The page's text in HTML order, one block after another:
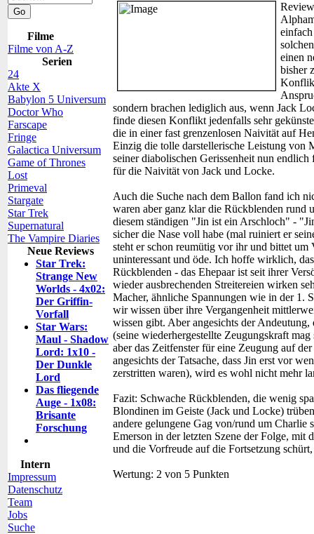
Filme
Filme von A-Z
Serien
24
Akte X
Babylon 5 Universum
Doctor Who
Farscape
Fringe
Galactica Universum
Game of Thrones
Lost
Primeval
Stargate
Star Trek
Supernatural
The Vampire Diaries
Neue Reviews
Star Trek:
Strange New
Worlds - 4x02:
Der Griffin-
Vorfall
Star Wars:
Maul - Shadow
Lord: 1x10 -
Der Dunkle
Lord
Das fliegende
Auge - 1x08:
Brisante
Forschung
Intern
Impressum
Datenschutz
Team
Jobs
Suche
einen
bisher
sondern brachen lediglich aus, wenn Jack
finde diesen Konflikt jedenfalls sehr
die in einer fast grenzenlosen Naivität auf
Einzig die tolle darstellerische Leistung von
seiner diabolischen Gerissenheit nun
für die Naivität von Jack und Locke.
Auch die Suche nach dem Ballon fand ich
waren aber ganz klar die Rückblenden rund
diesem ständigen "Jin ist ein Arschloch" -
sicher die Nase voll habe (mal ruiniert er
steht er schon reumütig vor ihr und bittet
uninteressant und öde. Ich hoffe wirklich,
Rückblenden - das Ehepaar ist seit ihrer
wieder ausbrechenden Streitereien wirken
Macher, ähnliche Spannungen wie in der 1.
wir wissen über ihre Vergangenheit
wissen gibt. Aber angesichts der
(seine wiederhergestellte Zeugungskraft
aber das Zeitfenster für eine Zeugung auf
angesichts der Tatsache, dass Jin erst vor
zerstritten waren), wird es wohl nicht mehr
Fazit: Schwache Rückblenden, die wenig
Blondinen im Geiste (Jack und Locke)
andere gelungene Gag von/rund um
Emerson in der letzten Szene der Folge, mit
und die Vorfreude auf die Fortsetzung
Wertung: 2 von 5 Punkten